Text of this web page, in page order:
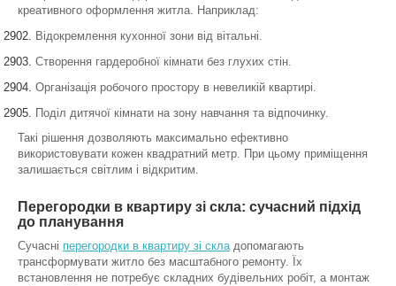
креативного оформлення житла. Наприклад:
Відокремлення кухонної зони від вітальні.
Створення гардеробної кімнати без глухих стін.
Організація робочого простору в невеликій квартирі.
Поділ дитячої кімнати на зону навчання та відпочинку.
Такі рішення дозволяють максимально ефективно
використовувати кожен квадратний метр. При цьому приміщення
залишається світлим і відкритим.
Перегородки в квартиру зі скла: сучасний підхід
до планування
Сучасні перегородки в квартиру зі складопомагають
трансформувати житло без масштабного ремонту. Їх
встановлення не потребує складних будівельних робіт, а монтаж